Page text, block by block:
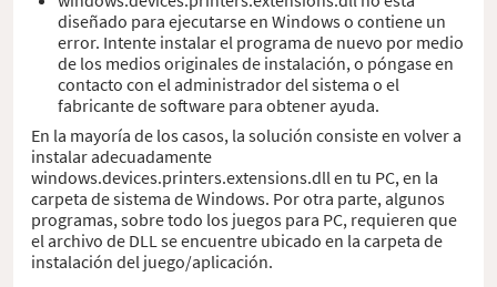
diseñado para ejecutarse en Windows o contiene un
error. Intente instalar el programa de nuevo por medio
de los medios originales de instalación, o póngase en
contacto con el administrador del sistema o el
fabricante de software para obtener ayuda.
En la mayoría de los casos, la solución consiste en volver a
instalar adecuadamente
windows.devices.printers.extensions.dll en tu PC, en la
carpeta de sistema de Windows. Por otra parte, algunos
programas, sobre todo los juegos para PC, requieren que
el archivo de DLL se encuentre ubicado en la carpeta de
instalación del juego/aplicación.